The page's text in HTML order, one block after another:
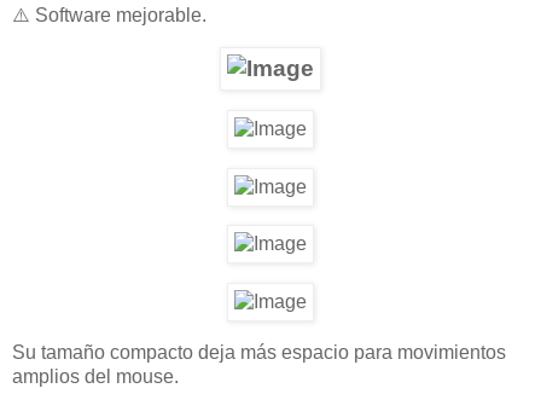
⚠️ Software mejorable.
Su tamaño compacto deja más espacio para movimientos
amplios del mouse.